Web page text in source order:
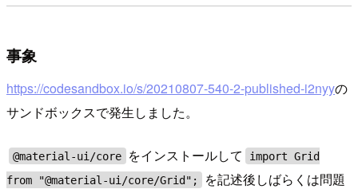
事象
https://codesandbox.io/s/20210807-540-2-published-i2nyyの
サンドボックスで発生しました。
@material-ui/core をインストールして
import Grid
from "@material-ui/core/Grid";
を記述後しばらくは問題